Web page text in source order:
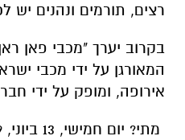
רצים, תורמים ונהנים יש
בקרוב יערך "מכבי פאן
המאורגן על ידי מכבי
אירופה, ומופק על ידי
מתי? יום חמישי, 13 ביוני, 2019 17:00-21:00